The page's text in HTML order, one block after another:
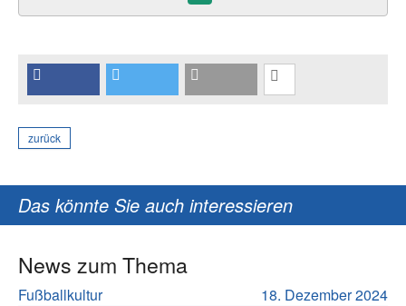
zurück
Das könnte Sie auch interessieren
News zum Thema
18. Dezember 2024
Fußballkultur